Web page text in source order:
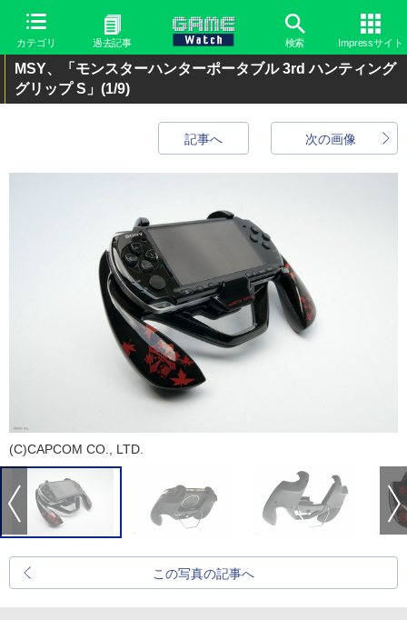
カテゴリ 過去記事 検索 Impressサイト
MSY、「モンスターハンターポータブル 3rd ハンティング
グリップ S」 (1/9)
次の画像
記事へ
(C)CAPCOM CO., LTD.
この写真の記事へ